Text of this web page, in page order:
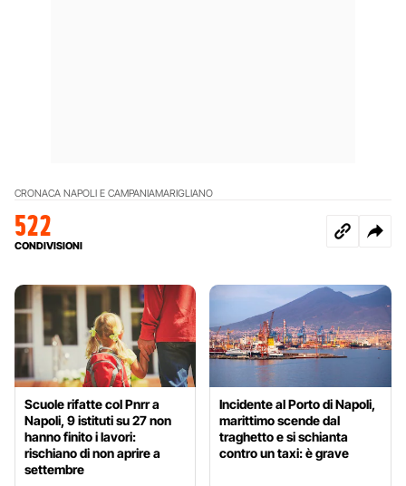
CRONACA NAPOLI E CAMPANIAMARIGLIANO
522
CONDIVISIONI
Scuole rifatte col Pnrr a
Napoli, 9 istituti su 27 non
hanno finito i lavori:
rischiano di non aprire a
settembre
Incidente al Porto di Napoli,
marittimo scende dal
traghetto e si schianta
contro un taxi: è grave